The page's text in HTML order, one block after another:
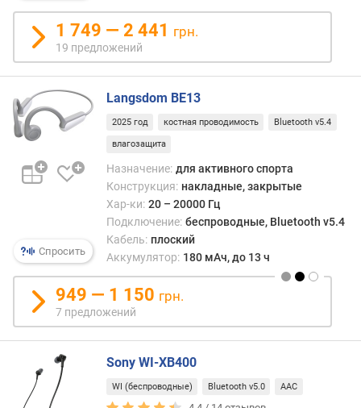
й
с
т
в
и
я
(
м
)
т
а
б
е
л
я
з
у
1 749 — 2 441 грн.
19 предложений
Спросить
Langsdom BE13
2025 год костная проводимость Bluetooth v5.4
влагозащита
Назначение: для активного спорта
Конструкция: накладные, закрытые
Хар-ки: 20 – 20000 Гц
Подключение: беспроводные, Bluetooth v5.4
Кабель: плоский
Аккумулятор: 180 мАч, до 13 ч
949 — 1 150 грн.
7 предложений
Sony WI-XB400
WI (беспроводные) Bluetooth v5.0 AAC